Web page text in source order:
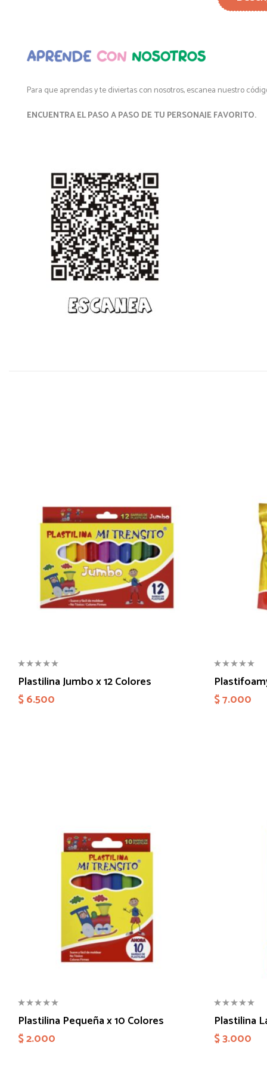
Para que aprendas y te diviertas con nosotros, escanea nuestro
ENCUENTRA EL PASO A PASO DE TU PERSONAJE FAVORITO.
Plastilina Jumbo x 12 Colores
$6.500
$7.000
Plastilina Pequeña x 10 Colores
$2.000
Plastilina
$3.000